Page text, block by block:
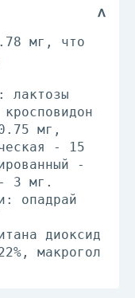
мг, что
лактозы
мг,
- 15
-
3 мг.
опадрай
диоксид
макрогол